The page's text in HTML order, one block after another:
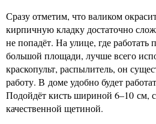
Сразу отметим, что валиком
кирпичную кладку достаточно
не попадёт. На улице, где работать
большой площади, лучше всего
краскопульт, распылитель, он
работу. В доме удобно будет
Подойдёт кисть шириной 6–10 см,
качественной щетиной.